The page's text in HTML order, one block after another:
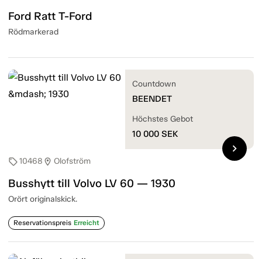
Ford Ratt T-Ford
Rödmarkerad
sell10468 location_on Olofström
Busshytt till Volvo LV 60 — 1930
Orört originalskick.
Reservationspreis Erreicht
Countdown
BEENDET
Höchstes Gebot
10 000 SEK
chevron_right